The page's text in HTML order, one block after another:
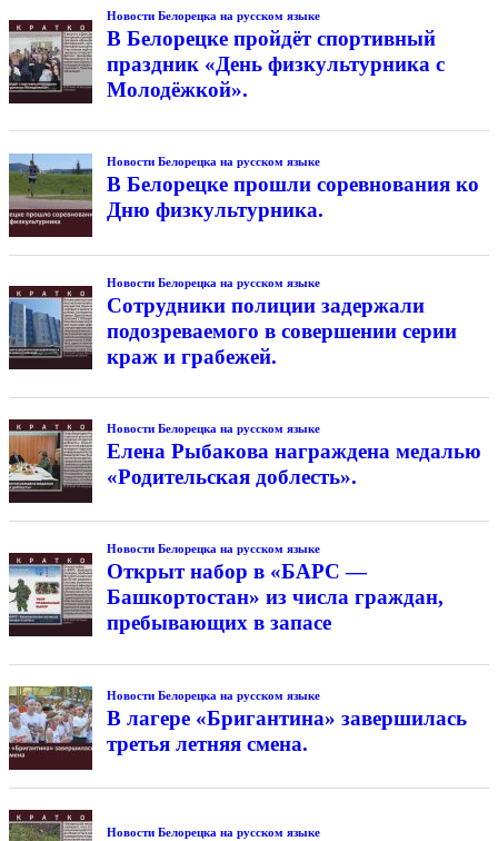
Новости Белорецка на русском языке
В Белорецке пройдёт спортивный
праздник «День физкультурника с
Молодёжкой».
Новости Белорецка на русском языке
В Белорецке прошли соревнования ко
Дню физкультурника.
Новости Белорецка на русском языке
Сотрудники полиции задержали
подозреваемого в совершении серии
краж и грабежей.
Новости Белорецка на русском языке
Елена Рыбакова награждена медалью
«Родительская доблесть».
Новости Белорецка на русском языке
Открыт набор в «БАРС —
Башкортостан» из числа граждан,
пребывающих в запасе
Новости Белорецка на русском языке
В лагере «Бригантина» завершилась
третья летняя смена.
Новости Белорецка на русском языке